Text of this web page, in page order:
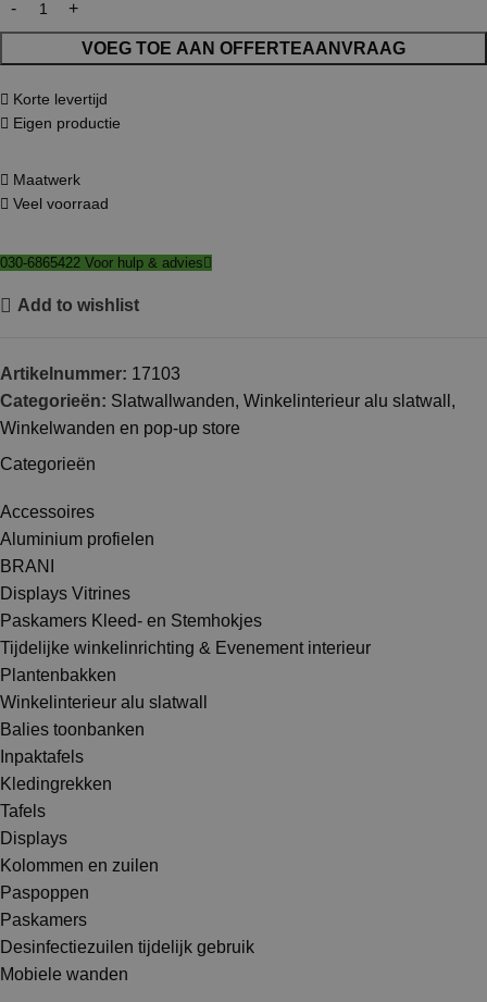
Categorieën
Accessoires
Aluminium profielen
BRANI
Displays Vitrines
Paskamers Kleed- en Stemhokjes
Tijdelijke winkelinrichting & Evenement interieur
Plantenbakken
Winkelinterieur alu slatwall
Balies toonbanken
Inpaktafels
Kledingrekken
Tafels
Displays
Kolommen en zuilen
Paspoppen
Paskamers
Desinfectiezuilen tijdelijk gebruik
Mobiele wanden
VOEG TOE AAN OFFERTEAANVRAAG
Korte levertijd
Eigen productie
Maatwerk
Veel voorraad
030-6865422 Voor hulp & advies
Add to wishlist
Artikelnummer: 17103
Categorieën: Slatwallwanden, Winkelinterieur alu slatwall ,
Winkelwanden en pop-up store